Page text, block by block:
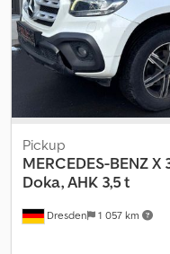
värme/ventilation,
TERRÄNGDÄCK (10 x
längd: ca. mm (utan skopa
mm. Priset är netto
moms. ∗∗∗
(GLOBALT) / VID EXPORT
∗∗∗ © pb Cedpfxji Irf Ss
Dresden 1 057 km
Pickup
MERCEDES-BENZX
Doka, AHK 3,5 t